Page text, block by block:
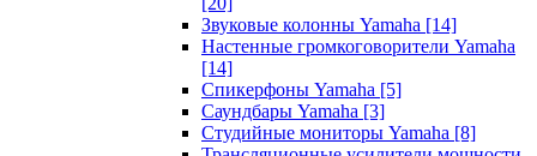
Звуковые колонны Yamaha [14]
Настенные громкоговорители Yamaha
[14]
Спикерфоны Yamaha [5]
Саундбары Yamaha [3]
Студийные мониторы Yamaha [8]